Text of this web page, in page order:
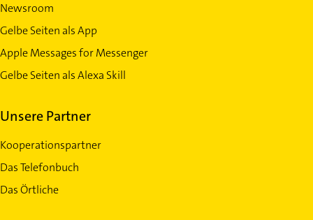
Newsroom
Gelbe Seiten als App
Apple Messages for Messenger
Gelbe Seiten als Alexa Skill
Unsere Partner
Kooperationspartner
Das Telefonbuch
Das Örtliche